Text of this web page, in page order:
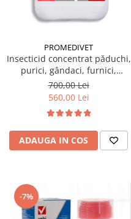
PROMEDIVET
Insecticid concentrat păduchi,
purici, gândaci, furnici,
muște, țânțari Ectocid Forte T
5L
700,00 Lei
560,00 Lei
ADAUGA IN COS
-7%